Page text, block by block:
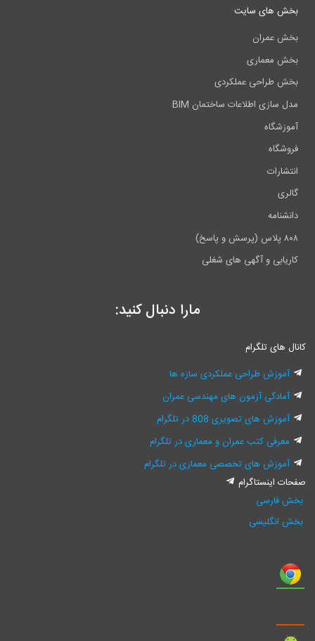
بخش های سایت
بخش عمران
بخش معماری
بخش طراحی عملکردی
مدل سازی اطلاعات ساختمان BIM
آموزشگاه
فروشگاه
انتشارات
گالری
دانشنامه
۸۰۸ پلاس (پرسش و پاسخ)
کاریابی و آگهی های شغلی
مارا دنبال کنید:
کانال های تلگرام
آموزش طراحی عملکردی سازه ها
آمادگی آزمون های مهندسی عمران
آموزش های تصویری 808 در تلگرام
معرفی کتب عمران و معماری در تلگرام
آموزش های تخصصی معماری در تلگرام
صفحات اینستاگرام
بخش فارسی
بخش انگلیسی